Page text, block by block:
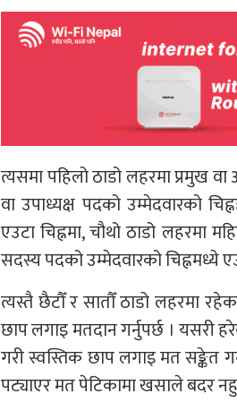
त्यसमा पहिलो ठाडो लहरमा प्रमुख
वा उपाध्यक्ष पदको उम्मेदवारको
एउटा चिह्नमा, चौथो ठाडो लहरमा
सदस्य पदको उम्मेदवारको चिह्नमध्ये
त्यस्तै छैटौँ र सातौँ ठाडो लहरमा
छाप लगाइ मतदान गर्नुपर्छ । यसरी
गरी स्वस्तिक छाप लगाइ मत सङ्केत
पट्याएर मत पेटिकामा खसाले बदर